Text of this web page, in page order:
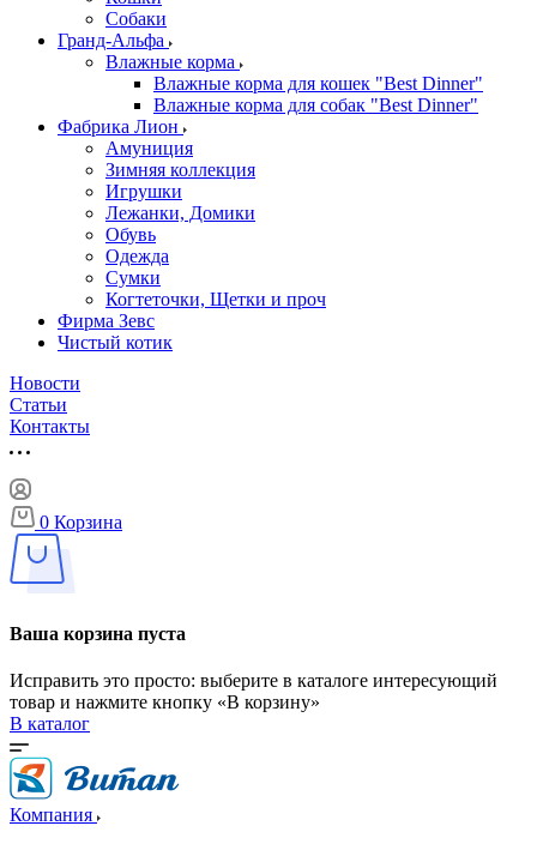
Собаки
Гранд-Альфа
Влажные корма
Влажные корма для кошек "Best Dinner"
Влажные корма для собак "Best Dinner"
Фабрика Лион
Амуниция
Зимняя коллекция
Игрушки
Лежанки, Домики
Обувь
Одежда
Сумки
Когтеточки, Щетки и проч
Фирма Зевс
Чистый котик
Новости
Статьи
Контакты
0 Корзина
Ваша корзина пуста
Исправить это просто: выберите в каталоге интересующий
товар и нажмите кнопку «В корзину»
В каталог
Компания